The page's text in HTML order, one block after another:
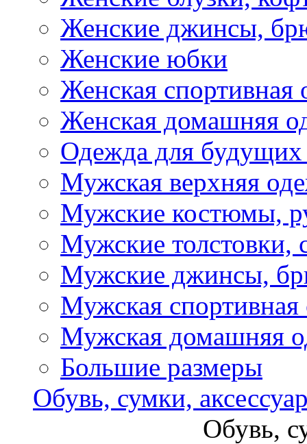
Женские джинсы,
Женские юбки
Женская спортивная
Женская домашняя
Одежда для
Мужская верхняя
Мужские костюмы,
Мужские толстовки,
Мужские джинсы,
Мужская спортивная
Мужская домашняя
Большие размеры
Обувь, сумки,
Обувь,